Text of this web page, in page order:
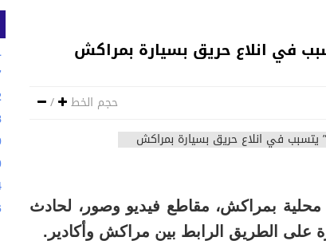
في انلاع حريق بسيارة بمراكش
حجم الخط /
بمراكش، مقاطع فيديو وصور، لحادث
على الطريق الرابط بين مراكش وأكادير.